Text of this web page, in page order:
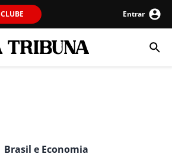
CLUBE Entrar
Brasil e Economia